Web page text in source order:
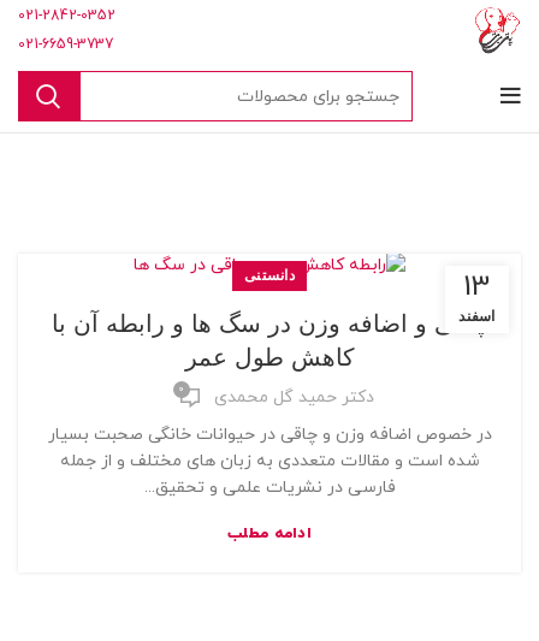
021-2842-0352
021-6659-3737
13
اسفند
دانستنی
چاقی و اضافه وزن در سگ ها و رابطه آن با
کاهش طول عمر
دکتر حمید گل محمدی 0
در خصوص اضافه وزن و چاقی در حیوانات خانگی صحبت بسیار
شده است و مقالات متعددی به زبان های مختلف و از جمله
فارسی در نشریات علمی و تحقیق...
ادامه مطلب